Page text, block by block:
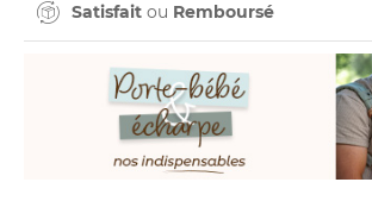
Satisfait ou Remboursé